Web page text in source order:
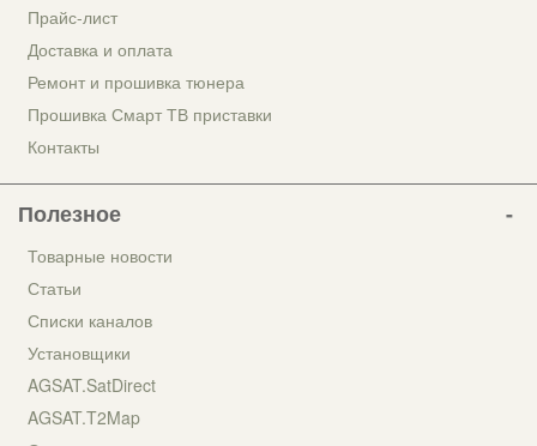
Прайс-лист
Доставка и оплата
Ремонт и прошивка тюнера
Прошивка Смарт ТВ приставки
Контакты
Полезное
Товарные новости
Статьи
Списки каналов
Установщики
AGSAT.SatDirect
AGSAT.T2Map